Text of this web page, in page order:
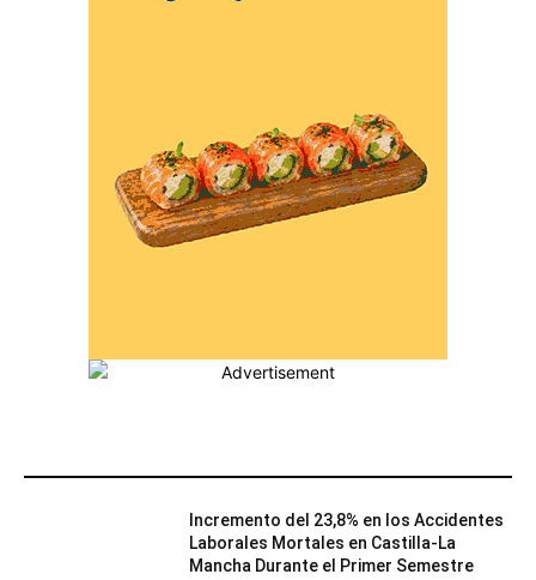
Incremento del 23,8% en los Accidentes
Laborales Mortales en Castilla-La
Mancha Durante el Primer Semestre